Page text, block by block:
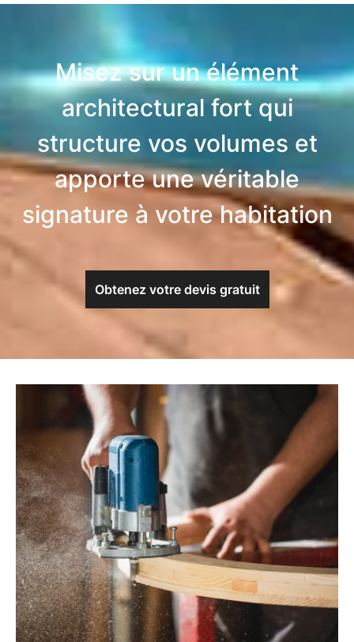
Misez sur un élément
architectural fort qui
structure vos volumes et
apporte une véritable
signature à votre habitation
Obtenez votre devis gratuit